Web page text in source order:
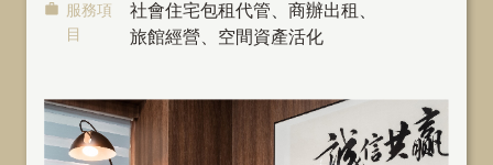
服務項
目
社會住宅包租代管、 商辦出租 、
旅館經營、空間資產活化